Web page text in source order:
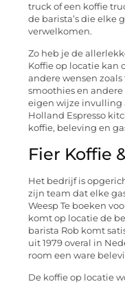
truck of een koffie
de barista’s die elke
verwelkomen.
Zo heb je de
Koffie op locatie kan
andere wensen
smoothies en
eigen wijze invulling
Holland Espresso
koffie, beleving en
Fier Koffie
Het bedrijf is
zijn team dat elke
Weesp Te boeken
komt op locatie de
barista Rob komt
uit 1979 overal in
room een ware
De koffie op locatie